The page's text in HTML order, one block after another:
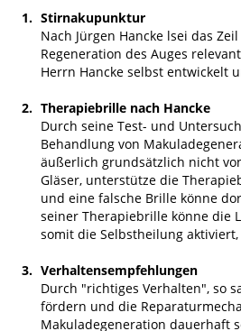
Stirnakupunktur
Nach Jürgen Hancke lsei das
Regeneration des Auges
Herrn Hancke selbst entwickelt
Therapiebrille nach Hancke
Durch seine Test- und
Behandlung von
äußerlich grundsätzlich nicht
Gläser, unterstütze die
und eine falsche Brille könne
seiner Therapiebrille könne die
somit die Selbstheilung
Verhaltensempfehlungen
Durch "richtiges Verhalten", so
fördern und die
Makuladegeneration dauerhaft